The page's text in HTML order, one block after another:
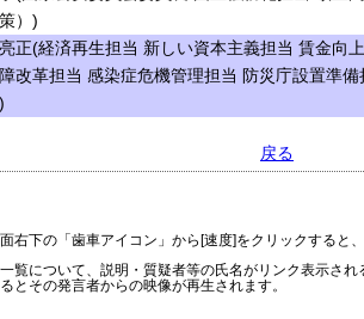
）)
正(経済再生担当 新しい資本主義担当 賃金向
改革担当 感染症危機管理担当 防災庁設置準
戻る
面右下の「歯車アイコン」から[速度]をクリックすると
一覧について、説明・質疑者等の氏名がリンク表示さ
とその発言者からの映像が再生されます。